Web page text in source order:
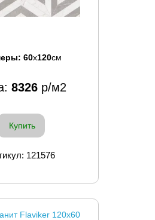
60x120см
8326 р/м2
Купить
121576
Flaviker 120x60